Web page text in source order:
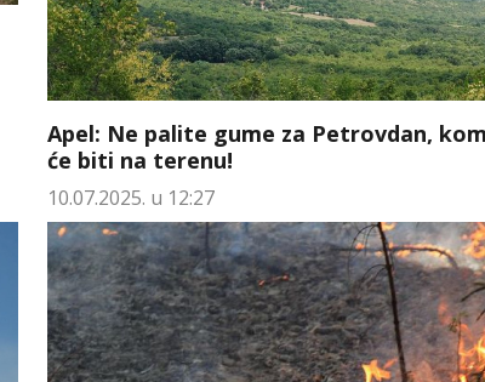
Apel: Ne palite gume za Petrovdan,
će biti na terenu!
10.07.2025. u 12:27